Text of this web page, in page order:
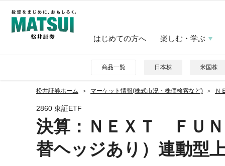
はじめての方へ 楽しむ・学ぶ
商品一覧 日本株 米国株
松井証券ホーム マーケット情報(株式市況・株価検索など) Ｎ
2860 東証ETF
決算：ＮＥＸＴ ＦＵ
替ヘッジあり）連動型